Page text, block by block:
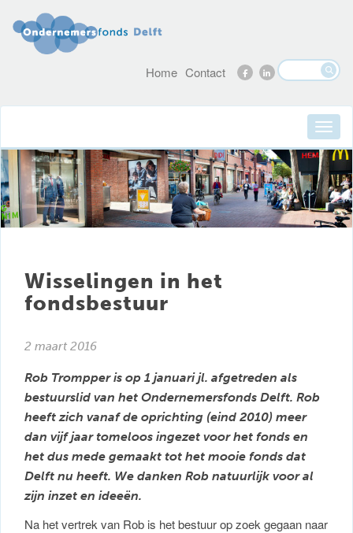
Home Contact
Wisselingen in het
fondsbestuur
2 maart 2016
Rob Trompper is op 1 januari jl. afgetreden als
bestuurslid van het Ondernemersfonds Delft. Rob
heeft zich vanaf de oprichting (eind 2010) meer
dan vijf jaar tomeloos ingezet voor het fonds en
het dus mede gemaakt tot het mooie fonds dat
Delft nu heeft. We danken Rob natuurlijk voor al
zijn inzet en ideeën.
Na het vertrek van Rob is het bestuur op zoek gegaan naar